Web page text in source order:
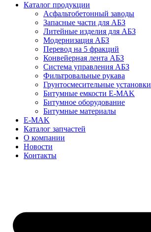
Каталог продукции
Асфальтобетонный заводы
Запасные части для АБЗ
Литейные изделия для АБЗ
Модернизация АБЗ
Перевод на 5 фракций
Конвейерная лента АБЗ
Система управления АБЗ
Фильтровальные рукава
Грунтосмесительные установки
Битумные емкости E-MAK
Битумное оборудование
Битумные материалы
E-MAK
Каталог запчастей
О компании
Новости
Контакты